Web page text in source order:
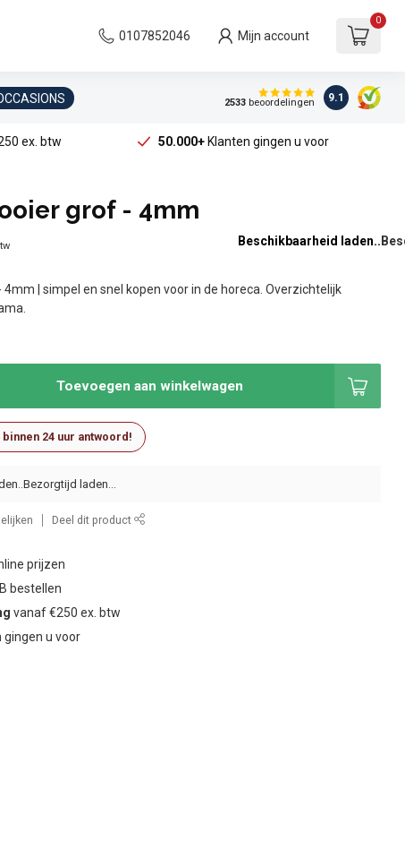
0107852046 Mijn account
0
2533beoordelingen 9.1
ex. btw 50.000+Klanten gingen u voor
grof - 4mm
Beschikbaarheid laden..
| simpel en snel kopen voor in de horeca. Overzichtelijk
Toevoegen aan winkelwagen
24 uur antwoord!
Deel dit product
prijzen
bestellen
vanaf €250 ex. btw
gingen u voor